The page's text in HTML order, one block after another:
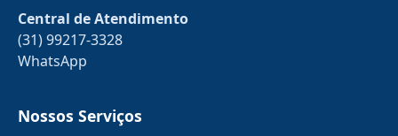
Central de Atendimento
(31) 99217-3328
WhatsApp
Nossos Serviços